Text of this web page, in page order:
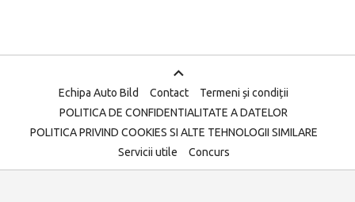
Echipa Auto Bild Contact
Termeni și condiții
POLITICA DE CONFIDENTIALITATE A DATELOR
POLITICA PRIVIND COOKIES SI ALTE TEHNOLOGII SIMILARE
Servicii utile
Concurs